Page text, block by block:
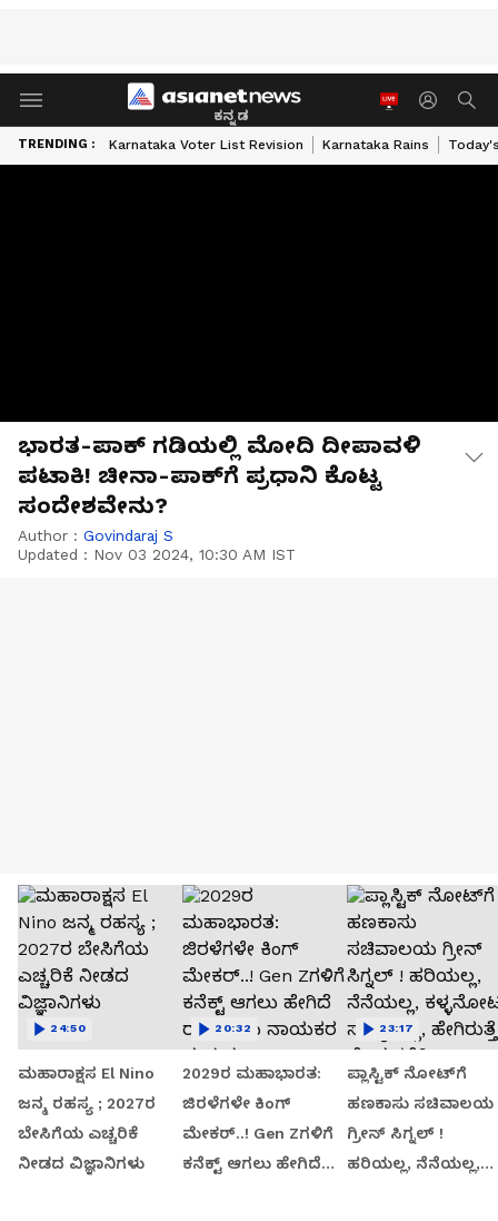
ಕನ್ನಡ
TRENDING : Karnataka Voter List Revision Karnataka Rains
ಭಾರತ-ಪಾಕ್ ಗಡಿಯಲ್ಲಿ ಮೋದಿ ದೀಪಾವಳಿ
ಪಟಾಕಿ! ಚೀನಾ-ಪಾಕ್‌ಗೆ ಪ್ರಧಾನಿ ಕೊಟ್ಟ
ಸಂದೇಶವೇನು?
Author : Govindaraj S
Updated : Nov 03 2024, 10:30 AM IST
ಮಹಾರಾಕ್ಷಸ El Nino
ಜನ್ಮ ರಹಸ್ಯ ; 2027ರ
ಬೇಸಿಗೆಯ ಎಚ್ಚರಿಕೆ
ನೀಡದ ವಿಜ್ಞಾನಿಗಳು
24:50
2029ರ ಮಹಾಭಾರತ:
ಜಿರಳೆಗಳೇ ಕಿಂಗ್
ಮೇಕರ್..! Gen Zಗಳಿಗೆ
ಕನೆಕ್ಟ್ ಆಗಲು ಹೇಗಿದೆ
20:32
ಪ್ಲಾಸ್ಟಿಕ್ ನೋಟ್‌ಗೆ
ಹಣಕಾಸು ಸಚಿವಾಲಯ
ಗ್ರೀನ್​​ ಸಿಗ್ನಲ್​​​ !
ಹರಿಯಲ್ಲ, ನೆನೆಯಲ್ಲ,
23:17